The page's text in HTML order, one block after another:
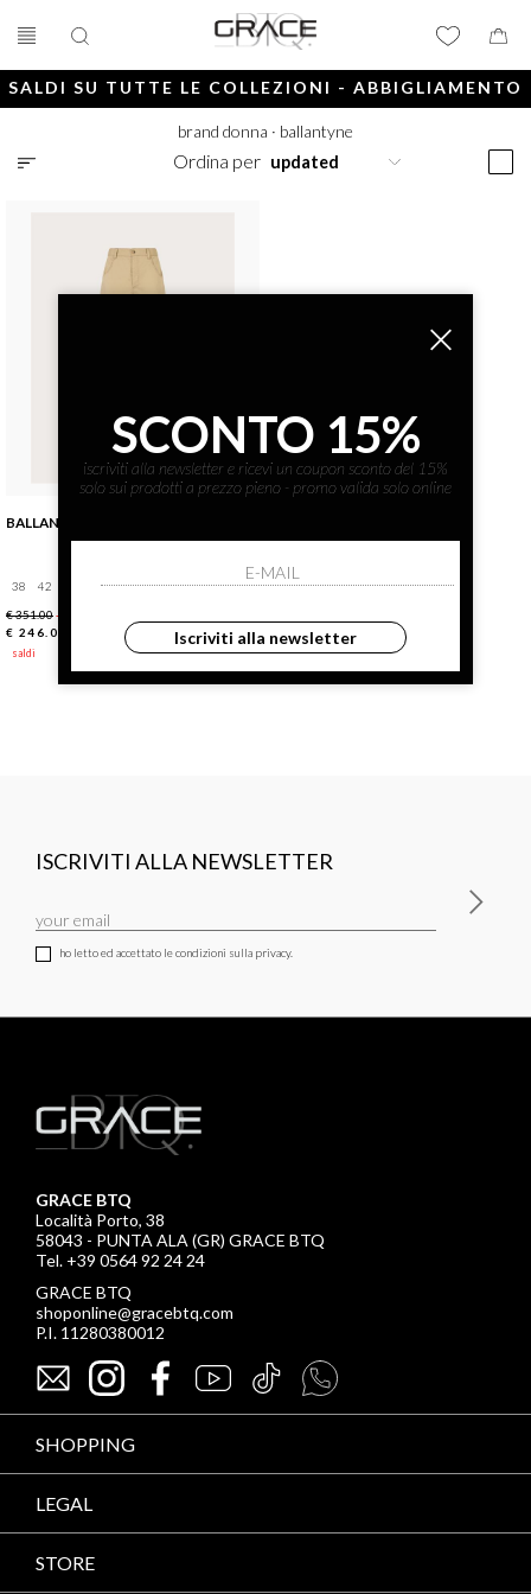
SALDI SU TUTTE LE COLLEZIONI - ABBIGLIAMENTO
E ACCESSORI
brand donna · ballantyne
Ordina per
BALLANTYNE
38 42
€ 351.00-30%
€ 246.00
saldi
ISCRIVITI ALLA NEWSLETTER
ho letto ed accettato le condizioni sulla privacy.
GRACE BTQ
Località Porto, 38
58043 - PUNTA ALA (GR) GRACE BTQ
Tel. +39 0564 92 24 24
GRACE BTQ
shoponline@gracebtq.com
P.I. 11280380012
SHOPPING
LEGAL
STORE
SCONTO 15%
iscriviti alla newsletter e ricevi un coupon sconto del 15%
solo sui prodotti a prezzo pieno - promo valida solo online
Iscriviti alla newsletter